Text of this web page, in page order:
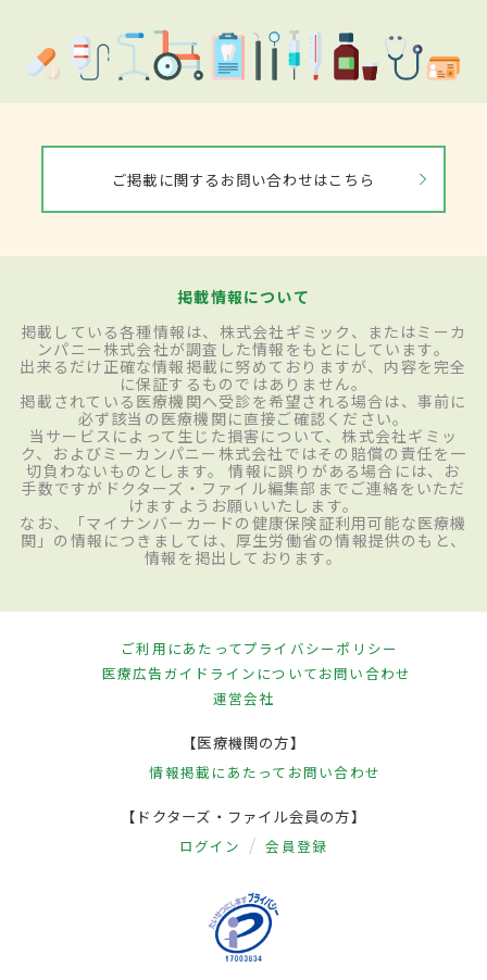
ご掲載に関するお問い合わせはこちら
掲載情報について
掲載している各種情報は、株式会社ギミック、またはミーカ
ンパニー株式会社が調査した情報をもとにしています。
出来るだけ正確な情報掲載に努めておりますが、内容を完全
に保証するものではありません。
掲載されている医療機関へ受診を希望される場合は、事前に
必ず該当の医療機関に直接ご確認ください。
当サービスによって生じた損害について、株式会社ギミッ
ク、およびミーカンパニー株式会社ではその賠償の責任を一
切負わないものとします。 情報に誤りがある場合には、お
手数ですがドクターズ・ファイル編集部までご連絡をいただ
けますようお願いいたします。
なお、「マイナンバーカードの健康保険証利用可能な医療機
関」の情報につきましては、厚生労働省の情報提供のもと、
情報を掲出しております。
ご利用にあたってプライバシーポリシー
医療広告ガイドラインについてお問い合わせ
運営会社
【医療機関の方】
情報掲載にあたって お問い合わせ
【ドクターズ・ファイル会員の方】
ログイン 会員登録